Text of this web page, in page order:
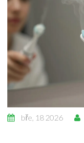
bře, 18 2026